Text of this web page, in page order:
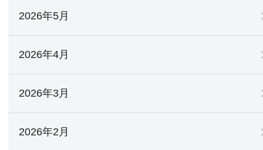
2026年5月
2026年4月
2026年3月
2026年2月